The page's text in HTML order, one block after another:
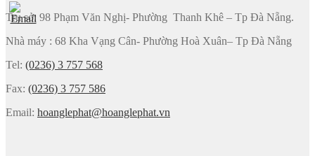
Trụ sở: 98 Phạm Văn Nghị- Phường Thanh Khê – Tp Đà Nẵng.
Nhà máy : 68 Kha Vạng Cân- Phường Hoà Xuân– Tp Đà Nẵng
Tel: (0236) 3 757 568
Fax: (0236) 3 757 586
Email: hoanglephat@hoanglephat.vn